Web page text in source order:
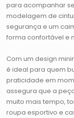
para acompanhar
modelagem de
segurança e um
forma confortável e
Com um design
é ideal para quem
praticidade em
assegura que a
muito mais tempo,
roupa esportivo e